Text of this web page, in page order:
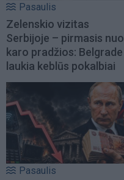
Pasaulis
Zelenskio vizitas
Serbijoje – pirmasis nuo
karo pradžios: Belgrade
laukia keblūs pokalbiai
Pasaulis